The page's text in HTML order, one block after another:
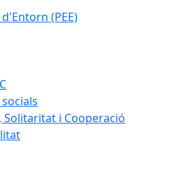
(PEE)
Solitaritat i Cooperació